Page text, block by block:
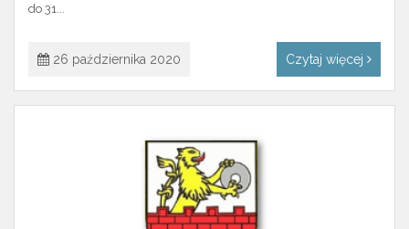
do 31...
26 października 2020 Czytaj więcej